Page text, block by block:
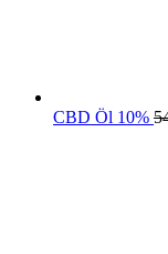
CBD Öl 10%